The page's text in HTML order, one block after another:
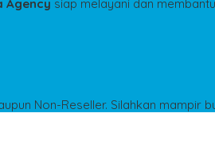
Agency siap melayani dan
Non-Reseller. Silahkan